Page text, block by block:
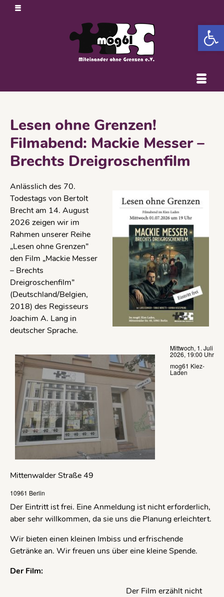
Lesen ohne Grenzen!
Filmabend: Mackie Messer –
Brechts Dreigroschenfilm
Anlässlich des 70.
Todestags von Bertolt
Brecht am 14. August
2026 zeigen wir im
Rahmen unserer Reihe
„Lesen ohne Grenzen”
den Film „Mackie Messer
– Brechts
Dreigroschenfilm”
(Deutschland/Belgien,
2018) des Regisseurs
Joachim A. Lang in
deutscher Sprache.
Mittwoch, 1. Juli
2026, 19:00 Uhr
mog61 Kiez-
Laden
Mittenwalder Straße 49
10961 Berlin
Der Eintritt ist frei. Eine Anmeldung ist nicht erforderlich,
aber sehr willkommen, da sie uns die Planung erleichtert.
Wir bieten einen kleinen Imbiss und erfrischende
Getränke an. Wir freuen uns über eine kleine Spende.
Der Film:
Der Film erzählt nicht